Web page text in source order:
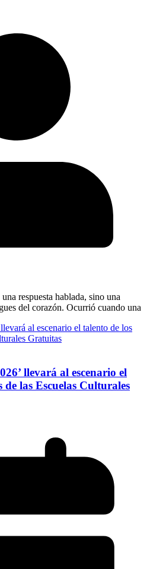
respuesta hablada, sino una
del corazón. Ocurrió cuando una
llevará al escenario el
de las Escuelas Culturales